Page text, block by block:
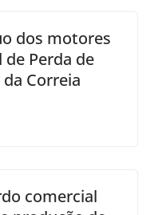
dos motores
de Perda de
Correia
comercial